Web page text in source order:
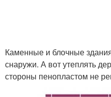
Каменные и блочные
снаружи. А вот утеплять
стороны пенопластом не